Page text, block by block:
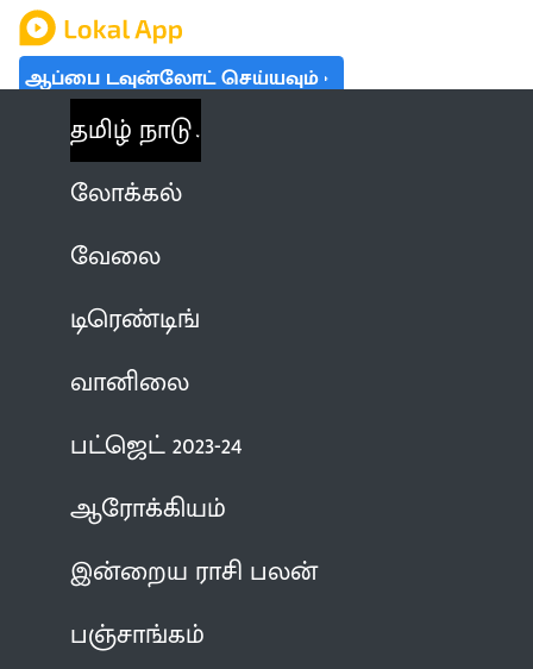
ஆப்பை டவுன்லோட் செய்யவும்
தமிழ் நாடு
லோக்கல்
வேலை
டிரெண்டிங்
வானிலை
பட்ஜெட் 2023-24
ஆரோக்கியம்
இன்றைய ராசி பலன்
பஞ்சாங்கம்